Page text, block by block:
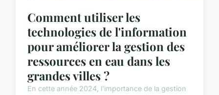
Comment utiliser les
technologies de l'information
pour améliorer la gestion des
ressources en eau dans les
grandes villes ?
En cette année 2024, l'importance de la gestion